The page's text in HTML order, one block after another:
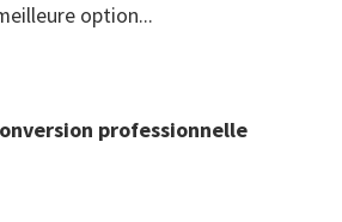
option...
professionnelle